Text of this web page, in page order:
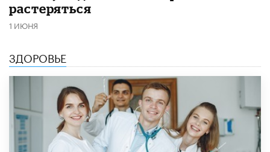
растеряться
1 ИЮНЯ
ЗДОРОВЬЕ